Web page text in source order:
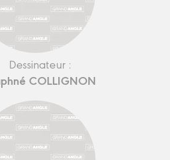
Dessinateur :
COLLIGNON